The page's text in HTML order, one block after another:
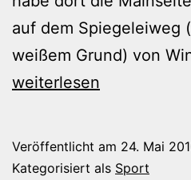
auf dem Spiegeleiweg
weißem Grund) von
weiterlesen
Veröffentlicht am 24. Mai
Kategorisiert als Sport